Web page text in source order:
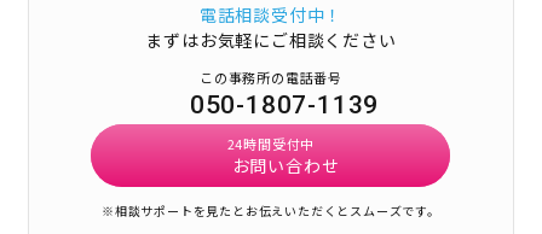
電話相談受付中！
まずはお気軽にご相談ください
この事務所の電話番号
050-1807-1139
24時間受付中
お問い合わせ
※相談サポートを見たとお伝えいただくとスムーズです。